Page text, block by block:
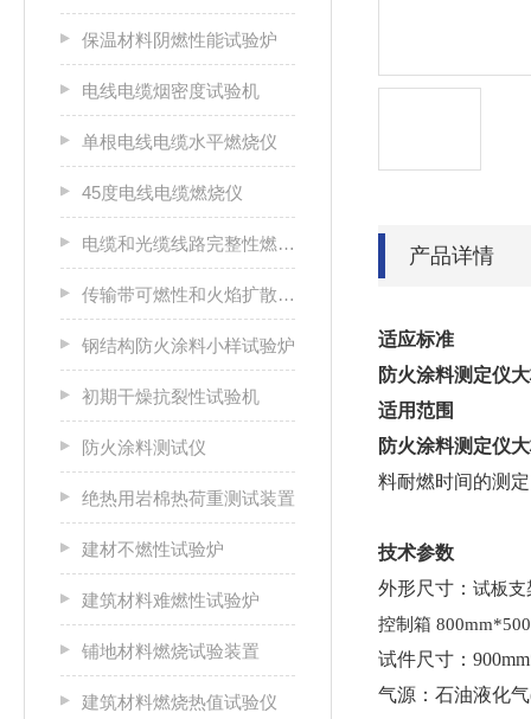
保温材料阴燃性能试验炉
电线电缆烟密度试验机
单根电线电缆水平燃烧仪
45度电线电缆燃烧仪
电缆和光缆线路完整性燃烧试验机
传输带可燃性和火焰扩散特性测试仪
钢结构防火涂料小样试验炉
初期干燥抗裂性试验机
防火涂料测试仪
绝热用岩棉热荷重测试装置
建材不燃性试验炉
建筑材料难燃性试验炉
铺地材料燃烧试验装置
建筑材料燃烧热值试验仪
产品详情
适应标准
防火涂料测定仪
适用范围
防火涂料测定仪
料耐燃时间的测
技术参数
外形尺寸： 试板支
控制箱
试件尺寸：
气源： 石油液化